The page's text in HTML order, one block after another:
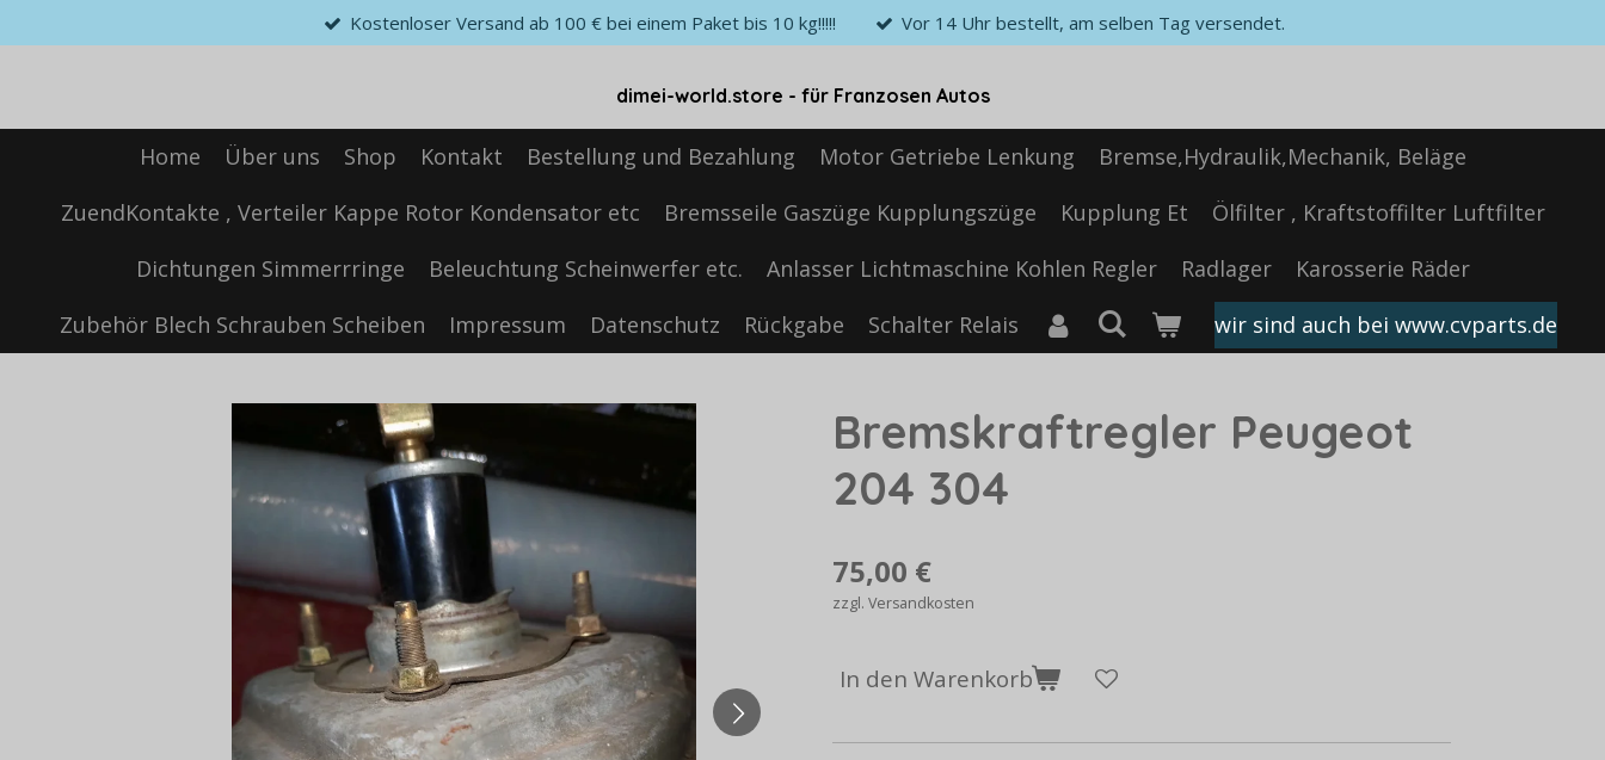
Hauptinhalt
Kostenloser Versand ab 100 € bei einem Paket bis 10 kg!!!!! Vor 14 Uhr bestellt, am selben Tag versendet.
dimei-world.store - für Franzosen Autos
Home Über uns Shop Kontakt Bestellung und Bezahlung Motor Getriebe Lenkung
Bremse,Hydraulik,Mechanik, Beläge
ZuendKontakte , Verteiler Kappe Rotor Kondensator etc
Bremsseile Gaszüge Kupplungszüge Kupplung Et
Ölfilter , Kraftstoffilter Luftfilter
Dichtungen Simmerrringe
Beleuchtung Scheinwerfer etc. Anlasser Lichtmaschine Kohlen Regler Radlager
Karosserie Räder
Zubehör Blech Schrauben Scheiben
Impressum Datenschutz Rückgabe Schalter Relais wir sind auch bei www.cvparts.de
Bremskraftregler Peugeot
204 304
75,00 €
zzgl. Versandkosten
In den Warenkorb